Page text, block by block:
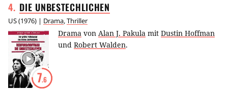
4. DIE UNBESTECHLICHEN
US(1976) | Drama,Thriller
7.6
Drama von Alan J. Pakula mit Dustin Hoffman
und Robert Walden.